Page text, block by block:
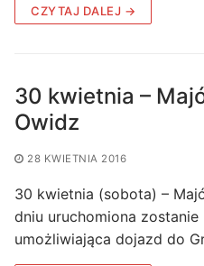
CZYTAJ DALEJ →
30 kwietnia –
Owidz
28 KWIETNIA 2016
30 kwietnia (sobota) –
dniu uruchomiona zostanie
umożliwiająca dojazd do